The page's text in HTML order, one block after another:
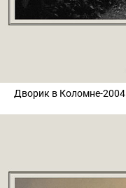
Дворик в Коломне-2004